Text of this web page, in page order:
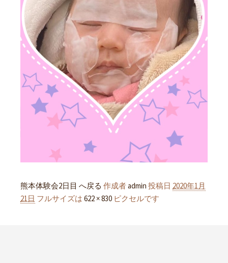
熊本体験会2日目 へ戻る 作成者admin 投稿日 2020年1月
21日 フルサイズは 622 × 830 ピクセルです